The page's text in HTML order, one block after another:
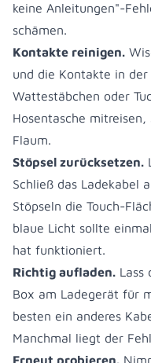
keine Anleitungen"-
schämen.
Kontakte reinigen.
und die Kontakte in
Wattestäbchen oder
Hosentasche
Flaum.
Stöpsel zurücksetzen.
Schließ das Ladekabel
Stöpseln die Touch-
blaue Licht sollte
hat funktioniert.
Richtig aufladen. Lass
Box am Ladegerät für
besten ein anderes
Manchmal liegt der
Erneut probieren.